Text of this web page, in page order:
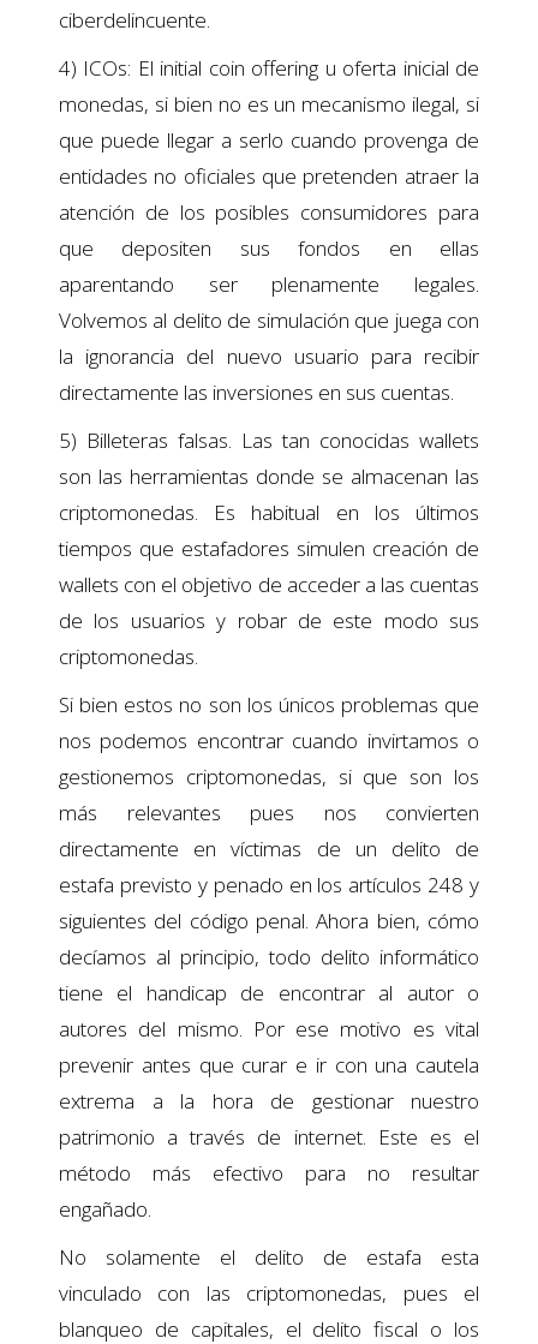
ciberdelincuente.
4) ICOs: El initial coin offering u oferta inicial de
monedas, si bien no es un mecanismo ilegal, si
que puede llegar a serlo cuando provenga de
entidades no oficiales que pretenden atraer la
atención de los posibles consumidores para
que depositen sus fondos en ellas
aparentando ser plenamente legales.
Volvemos al delito de simulación que juega con
la ignorancia del nuevo usuario para recibir
directamente las inversiones en sus cuentas.
5) Billeteras falsas. Las tan conocidas wallets
son las herramientas donde se almacenan las
criptomonedas. Es habitual en los últimos
tiempos que estafadores simulen creación de
wallets con el objetivo de acceder a las cuentas
de los usuarios y robar de este modo sus
criptomonedas.
Si bien estos no son los únicos problemas que
nos podemos encontrar cuando invirtamos o
gestionemos criptomonedas, si que son los
más relevantes pues nos convierten
directamente en víctimas de un delito de
estafa previsto y penado en los artículos 248 y
siguientes del código penal. Ahora bien, cómo
decíamos al principio, todo delito informático
tiene el handicap de encontrar al autor o
autores del mismo. Por ese motivo es vital
prevenir antes que curar e ir con una cautela
extrema a la hora de gestionar nuestro
patrimonio a través de internet. Este es el
método más efectivo para no resultar
engañado.
No solamente el delito de estafa esta
vinculado con las criptomonedas, pues el
blanqueo de capitales, el delito fiscal o los